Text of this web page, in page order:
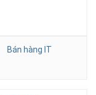
Bán hàng IT